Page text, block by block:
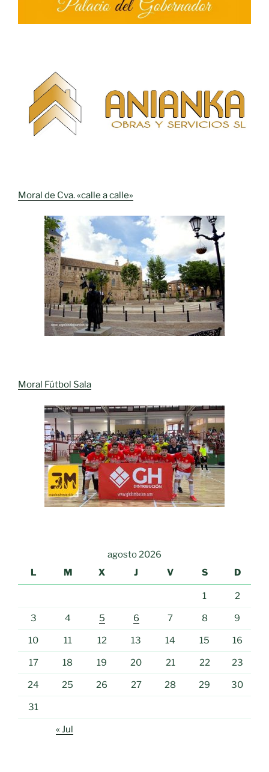
Moral de Cva. «calle a calle»
Moral Fútbol Sala
agosto 2026
L
M X J V S D
1 2
3 4 5 6 7 8 9
10 11 12 13 14 15 16
17 18 19 20 21 22 23
24 25 26 27 28 29 30
31
« Jul